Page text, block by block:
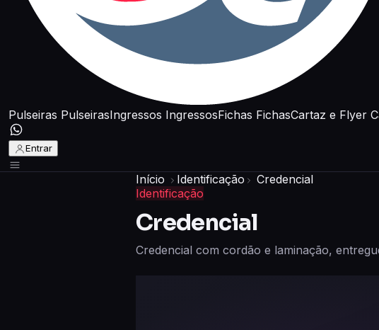
Pulseiras PulseirasIngressos IngressosFichas FichasCartaz e Flyer
Entrar
Início Identificação
Credencial
Identificação
Credencial
Credencial com cordão e laminação,